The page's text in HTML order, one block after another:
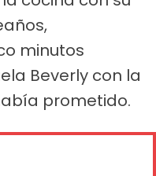
minutos
Beverly con la
prometido.